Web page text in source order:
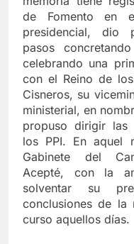
de Fomento en
presidencial, dio
pasos
celebrando una
con el Reino de
Cisneros, su
ministerial, en
propuso dirigir las
los PPI. En aquel
Gabinete del
Acepté, con la
solventar su
conclusiones de la
curso aquellos días.